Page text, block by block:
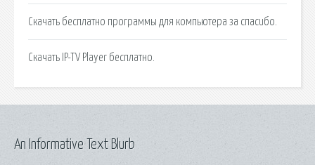
Скачать бесплатно программы для компьютера за спасибо.
Скачать IP-TV Player бесплатно.
An Informative Text Blurb